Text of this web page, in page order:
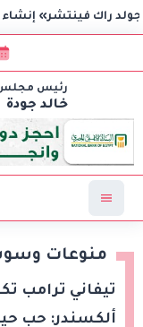
إنشاء صندوق
رئيس مجلس
خالد جودة
منوعات
تيفاني ترامب
ألكسندر: حب